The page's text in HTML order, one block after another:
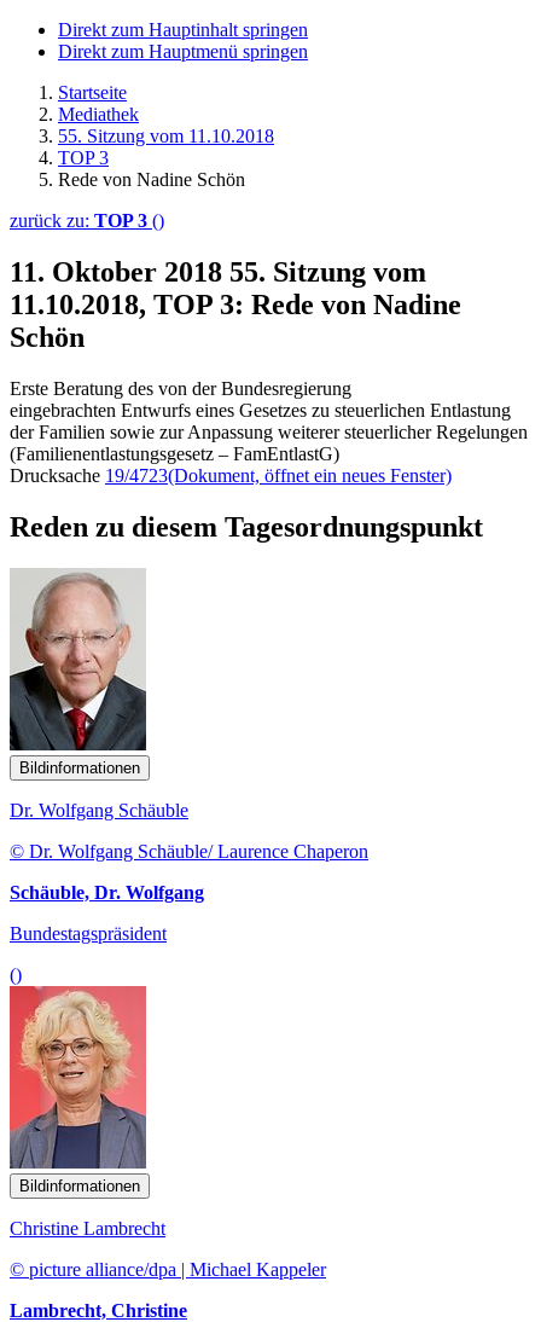
Direkt zum Hauptinhalt springen
Direkt zum Hauptmenü springen
Startseite
Mediathek
55. Sitzung vom 11.10.2018
TOP 3
Rede von Nadine Schön
zurück zu: TOP 3 ()
11. Oktober 2018 55. Sitzung vom
11.10.2018, TOP 3: Rede von Nadine
Schön
Erste Beratung des von der Bundesregierung
eingebrachten Entwurfs eines Gesetzes zu steuerlichen Entlastung
der Familien sowie zur Anpassung weiterer steuerlicher Regelungen
(Familienentlastungsgesetz – FamEntlastG)
Drucksache 19/4723(Dokument, öffnet ein neues Fenster)
Reden zu diesem Tagesordnungspunkt
Bildinformationen
Dr. Wolfgang Schäuble
© Dr. Wolfgang Schäuble/ Laurence Chaperon
Schäuble, Dr. Wolfgang
Bundestagspräsident
()
Bildinformationen
Christine Lambrecht
© picture alliance/dpa | Michael Kappeler
Lambrecht, Christine